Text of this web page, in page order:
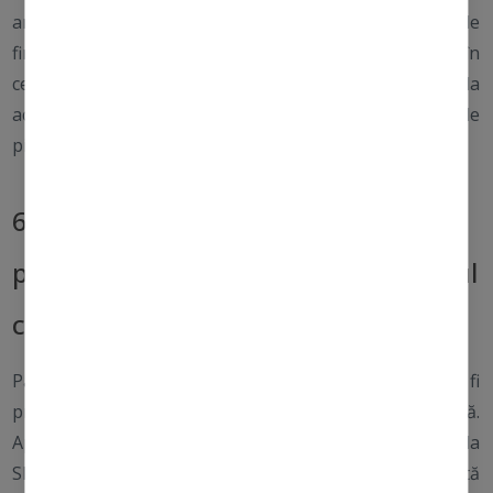
anilor având ca rezultat îmbătrânirea prematură. Liniile
fine, ridurile și petele pigmentare devin evidente, iar în
cel mai rău caz, expunerea prelungită și repetată la
aceste raze pot duce în timp la dezvoltarea cancerului de
piele.
6 sfaturi pentru a preveni daunele
produse de soare asupra pielii și riscul
cancerului de piele
Până la 90% din cazurile de cancer de piele pot fi
prevenite adoptând strategii simple de protecție solară.
Aplicarea unei creme SPF cu spectru larg (SPF30 până la
SPF50) în fiecare zi, va menține pielea protejată